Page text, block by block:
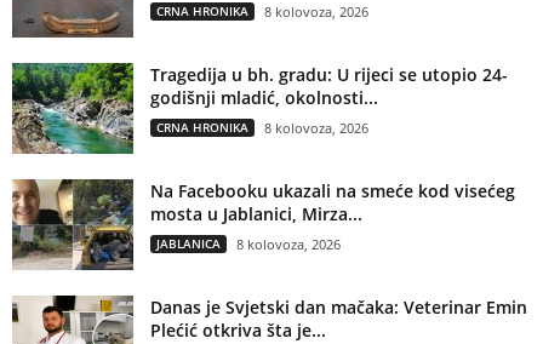
CRNA HRONIKA 8 kolovoza, 2026
Tragedija u bh. gradu: U rijeci se utopio 24-
godišnji mladić, okolnosti...
CRNA HRONIKA 8 kolovoza, 2026
Na Facebooku ukazali na smeće kod visećeg
mosta u Jablanici, Mirza...
JABLANICA 8 kolovoza, 2026
Danas je Svjetski dan mačaka: Veterinar Emin
Plećić otkriva šta je...